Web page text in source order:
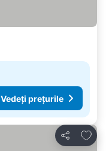
Vedeți prețurile
Distribuiți